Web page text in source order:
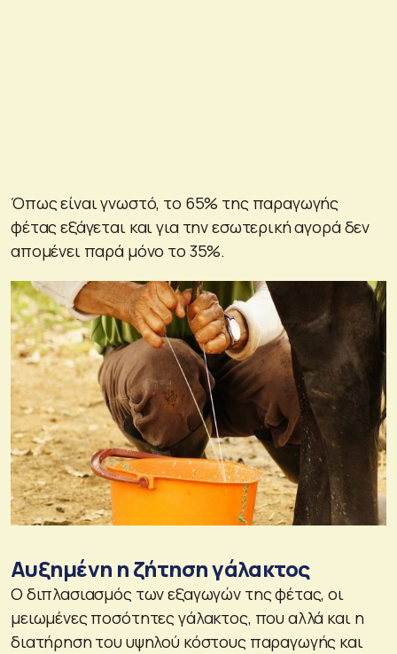
Όπως είναι γνωστό, το 65% της παραγωγής
φέτας εξάγεται και για την εσωτερική αγορά δεν
απομένει παρά μόνο το 35%.
Αυξημένη η ζήτηση γάλακτος
Ο διπλασιασμός των εξαγωγών της φέτας, οι
μειωμένες ποσότητες γάλακτος, που αλλά και η
διατήρηση του υψηλού κόστους παραγωγής και